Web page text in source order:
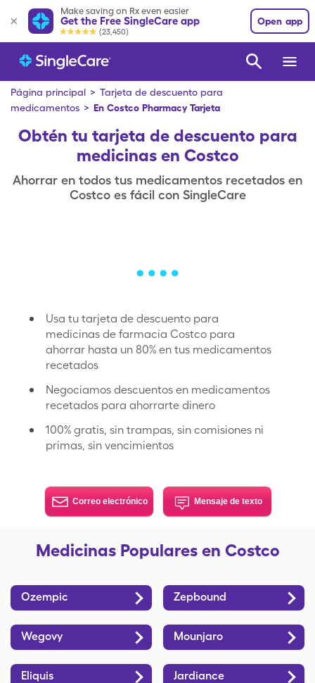
Make saving on Rx even easier
Get the Free SingleCare app
(23,450)
Open app
Página principal > Tarjeta de descuento para
medicamentos > En Costco Pharmacy Tarjeta
Obtén tu tarjeta de descuento para
medicinas en Costco
Ahorrar en todos tus medicamentos recetados en
Costco es fácil con SingleCare
Usa tu tarjeta de descuento para
medicinas de farmacia Costco para
ahorrar hasta un 80% en tus medicamentos
recetados
Negociamos descuentos en medicamentos
recetados para ahorrarte dinero
100% gratis, sin trampas, sin comisiones ni
primas, sin vencimientos
Correo electrónico Mensaje de texto
Medicinas Populares en Costco
Ozempic Zepbound
Wegovy Mounjaro
Eliquis Jardiance